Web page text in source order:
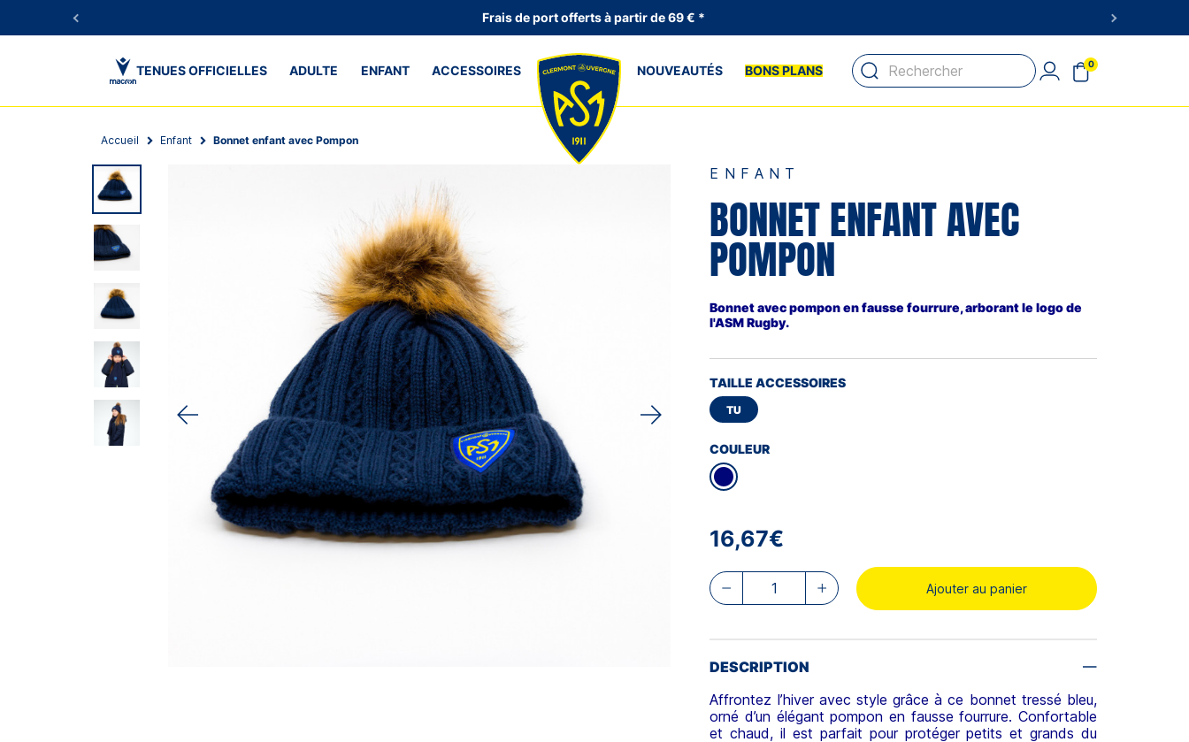
Frais de port offerts à partir de 69 € *
TENUES OFFICIELLES ADULTE ENFANT ACCESSOIRES NOUVEAUTÉS BONS PLANS 0
Accueil Enfant Bonnet enfant avec Pompon
ENFANT
BONNET ENFANT AVEC
POMPON
Bonnet avec pompon en fausse fourrure, arborant le logo de
l'ASM Rugby.
TAILLE ACCESSOIRES
TU
COULEUR
16,67€
Ajouter au panier
DESCRIPTION
Affrontez l’hiver avec style grâce à ce bonnet tressé bleu,
orné d’un élégant pompon en fausse fourrure. Confortable
et chaud, il est parfait pour protéger petits et grands du